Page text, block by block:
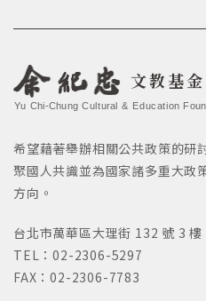
文教基
Yu Chi-Chung Cultural & Education
希望藉著舉辦相關公共政策的研
聚國人共識並為國家諸多重大政
方向。
台北市萬華區大理街 132 號 3 樓
TEL：02-2306-5297
FAX：02-2306-7783